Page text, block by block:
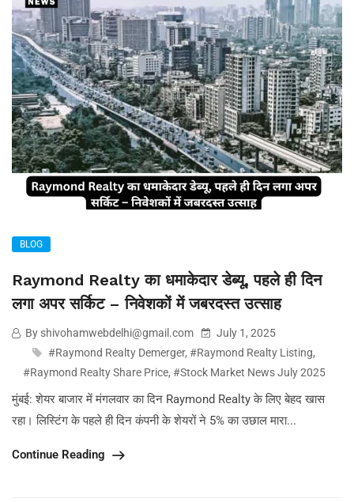
BLOG
Raymond Realty का धमाकेदार डेब्यू, पहले ही दिन
लगा अपर सर्किट – निवेशकों में जबरदस्त उत्साह
By shivohamwebdelhi@gmail.com
July 1, 2025
#Raymond Realty Demerger, #Raymond Realty Listing,
#Raymond Realty Share Price, #Stock Market News July 2025
मुंबई: शेयर बाजार में मंगलवार का दिन Raymond Realty के लिए बेहद खास
रहा। लिस्टिंग के पहले ही दिन कंपनी के शेयरों ने 5% का उछाल मारा...
Continue Reading